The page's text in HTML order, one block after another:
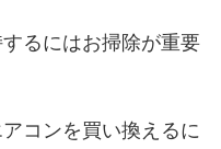
るにはお掃除が重要
コンを買い換えるに